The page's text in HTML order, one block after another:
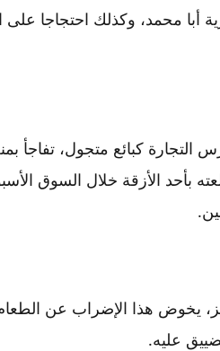
أبا محمد، وكذلك احتجاجا
التجارة كبائع متجول، تفاجأ
الأزقة خلال السوق
يخوض هذا الإضراب عن
عليه.